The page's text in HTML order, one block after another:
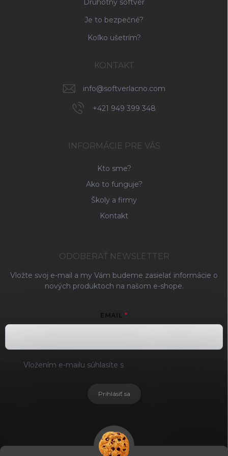
Druhotný softvér
Je to bezpečné?
Koľko ušetrím?
KONTAKT
info@softverlacno.com
+421 949 399 348
INFORMÁCIE PRE VÁS
Kto sme?
Ako to funguje?
Školy a firmy
Kontakt
ODOBERAŤ NEWSLETTER
Vložte svoj e-mail a my Vám budeme zasielať informácie o
nových produktoch na našom e-shope.
EMAIL
Vložením e-mailu súhlasíte s
Prihlásiť sa